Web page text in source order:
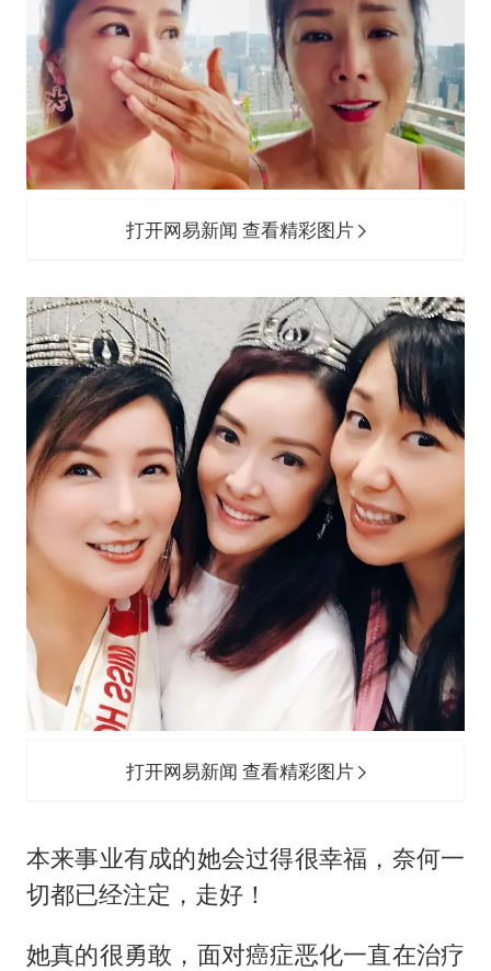
打开网易新闻 查看精彩图片
打开网易新闻 查看精彩图片
本来事业有成的她会过得很幸福，奈何一
切都已经注定，走好！
她真的很勇敢，面对癌症恶化一直在治疗